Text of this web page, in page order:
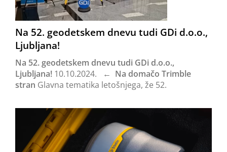
Na 52. geodetskem dnevu tudi GDi d.o.o.,
Ljubljana!
Na 52. geodetskem dnevu tudi GDi d.o.o.,
Ljubljana! 10.10.2024.
← Na domačo Trimble
stran Glavna tematika letošnjega, že 52.